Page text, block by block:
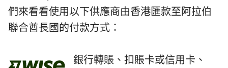
們來看看使用以下供應商由香港匯款至阿拉伯
聯合酋長國的付款方式：
銀行轉賬、扣賬卡或信用卡、